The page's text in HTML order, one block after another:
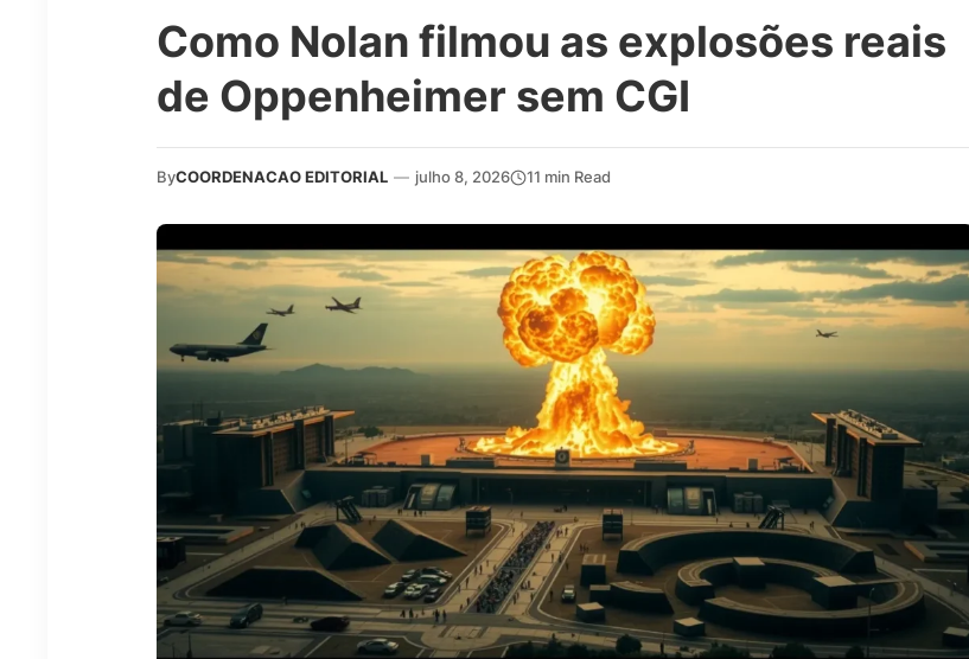
Como Nolan filmou as explosões reais
de Oppenheimer sem CGI
ByCOORDENACAO EDITORIAL — julho 8, 2026 11 min Read